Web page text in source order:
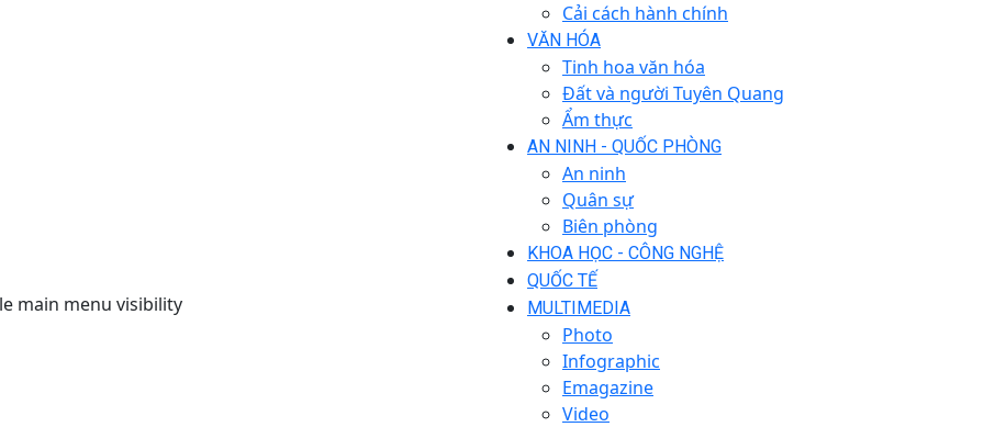
main menu visibility
Cải cách hành chính
VĂN HÓA
Tinh hoa văn hóa
Đất và người Tuyên Quang
Ẩm thực
AN NINH - QUỐC PHÒNG
An ninh
Quân sự
Biên phòng
KHOA HỌC - CÔNG NGHỆ
QUỐC TẾ
MULTIMEDIA
Photo
Infographic
Emagazine
Video